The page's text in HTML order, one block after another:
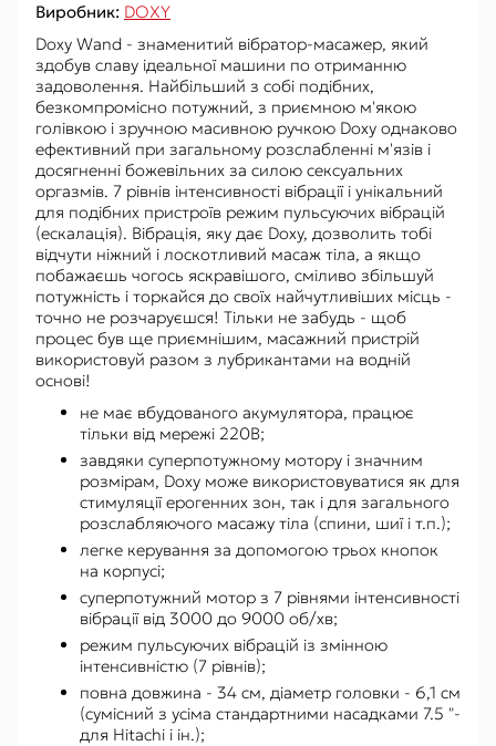
Виробник: DOXY
Doxy Wand - знаменитий вібратор-масажер, який
здобув славу ідеальної машини по отриманню
задоволення. Найбільший з собі подібних,
безкомпромісно потужний, з приємною м'якою
голівкою і зручною масивною ручкою Doxy однаково
ефективний при загальному розслабленні м'язів і
досягненні божевільних за силою сексуальних
оргазмів. 7 рівнів інтенсивності вібрації і унікальний
для подібних пристроїв режим пульсуючих вібрацій
(ескалація). Вібрація, яку дає Doxy, дозволить тобі
відчути ніжний і лоскотливий масаж тіла, а якщо
побажаєшь чогось яскравішого, сміливо збільшуй
потужність і торкайся до своїх найчутливіших місць -
точно не розчаруєшся! Тільки не забудь - щоб
процес був ще приємнішим, масажний пристрій
використовуй разом з лубрикантами на водній
основі!
не має вбудованого акумулятора, працює
тільки від мережі 220В;
завдяки суперпотужному мотору і значним
розмірам, Doxy може використовуватися як для
стимуляції ерогенних зон, так і для загального
розслабляючого масажу тіла (спини, шиї і т.п.);
легке керування за допомогою трьох кнопок
на корпусі;
суперпотужний мотор з 7 рівнями інтенсивності
вібрації від 3000 до 9000 об/хв;
режим пульсуючих вібрацій із змінною
інтенсивністю (7 рівнів);
повна довжина - 34 см, діаметр головки - 6,1 см
(сумісний з усіма стандартними насадками 7.5 "-
для Hitachi і ін.);